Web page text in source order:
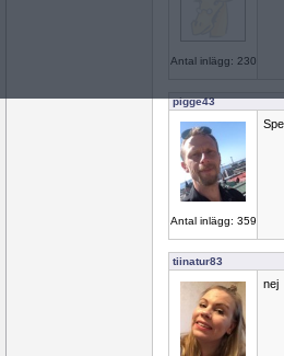
Antal inlägg: 230
pigge43
Antal inlägg: 359
tiinatur83
nej